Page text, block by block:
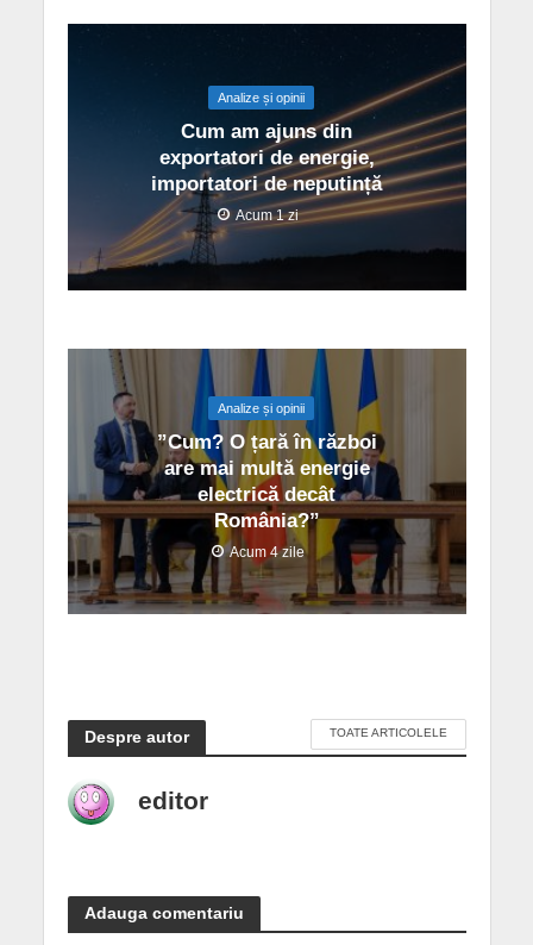
Analize și opinii
Cum am ajuns din
exportatori de energie,
importatori de neputință
Acum 1 zi
Analize și opinii
”Cum? O țară în război
are mai multă energie
electrică decât
România?”
Acum 4 zile
Despre autor TOATE ARTICOLELE
editor
Adauga comentariu